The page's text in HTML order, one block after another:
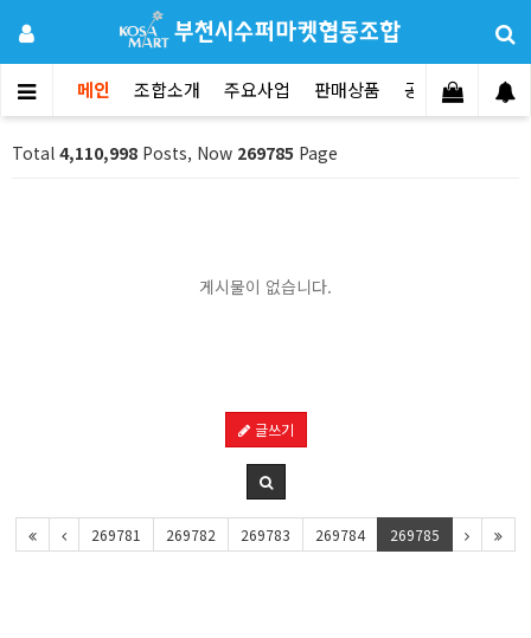
메인 조합소개 주요사업 판매상품 공지사항 문
Total 4,110,998 Posts, Now 269785 Page
게시물이 없습니다.
글쓰기
269781 269782 269783 269784 269785